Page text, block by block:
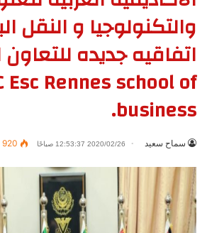
والتكنولوجيا و النقل
اتفاقيه جديده
Esc Rennes school of
business.
سماح سعيد 2020/02/26 12:53:37 صباحًا 920